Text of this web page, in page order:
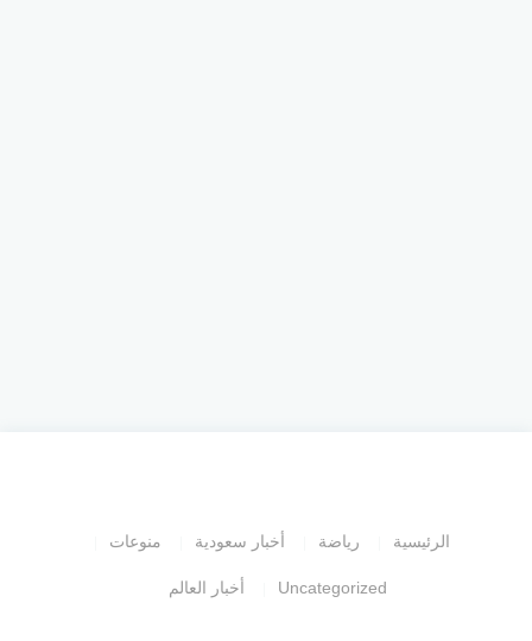
الرئيسية رياضة أخبار سعودية منوعات
Uncategorized أخبار العالم